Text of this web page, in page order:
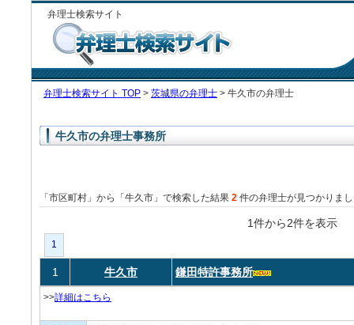
弁理士検索サイト
弁理士検索サイト TOP > 茨城県の弁理士 > 牛久市の弁理士
牛久市の弁理士事務所
「市区町村」から「牛久市」で検索した結果 2 件の弁理士が見つかりま
1件から2件を表
1
1 牛久市 鎌田特許事務所
>>詳細はこちら